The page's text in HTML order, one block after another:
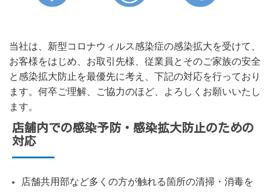
当社は、新型コロナウィルス感染症の感染拡大を受けて、
お客様をはじめ、お取引先様、従業員とそのご家族の安全
と感染拡大防止を最優先に考え、下記の対応を行っており
ます。何卒ご理解、ご協力のほど、よろしくお願いいたし
ます。
店舗内での感染予防・感染拡大防止のための
対応
店舗共用部など多くの方が触れる箇所の清掃・消毒を